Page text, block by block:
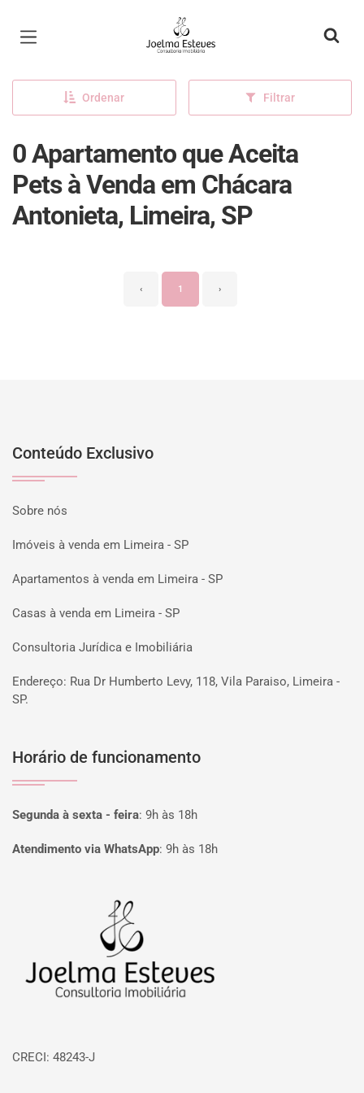
Página inicial
Ordenar Filtrar
0 Apartamento que Aceita
Pets à Venda em Chácara
Antonieta, Limeira, SP
‹ 1 ›
Conteúdo Exclusivo
Sobre nós
Imóveis à venda em Limeira - SP
Apartamentos à venda em Limeira - SP
Casas à venda em Limeira - SP
Consultoria Jurídica e Imobiliária
Endereço: Rua Dr Humberto Levy, 118, Vila Paraiso, Limeira -
SP.
Horário de funcionamento
Segunda à sexta - feira: 9h às 18h
Atendimento via WhatsApp: 9h às 18h
CRECI: 48243-J